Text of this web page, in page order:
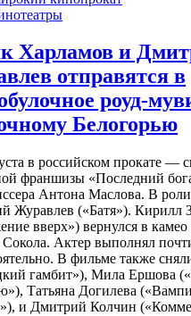
Харламов и
отправятся в
роуд-
Белогорью
в российском прокате —
франшизы «Последний
Антона Маслова. В
Журавлев («Батя»). Кирилл
вверх») вернулся в
Актер выполнял
В фильме также
гамбит»), Мила Ершова
Татьяна Догилева
и Дмитрий Колчин